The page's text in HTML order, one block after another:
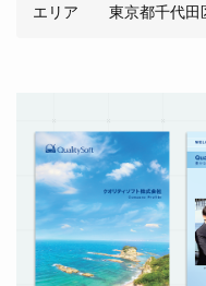
エリア 東京都千代田